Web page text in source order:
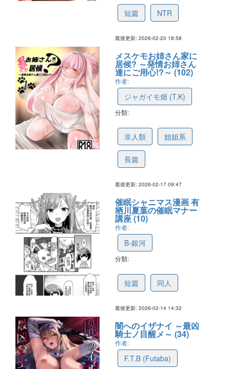
短篇 NTR
最後更新: 2026-02-20 18:58
メスケモお姉さん家に
居候? ～発情お姉さん
達にご用心!?～ (102)
作者:
ジャガイモ畑 (T.K)
分類:
非人類 姐姐系
長篇
最後更新: 2026-02-17 09:47
催眠シャニマス漫画 有
栖川夏葉の催眠マナー
講座 (10)
作者:
B-銀河
分類:
短篇 同人
最後更新: 2026-02-14 14:32
闇へのイザナイ ～最凶
騎士ノ目醒メ～ (34)
作者:
F.T.B (Futaba)